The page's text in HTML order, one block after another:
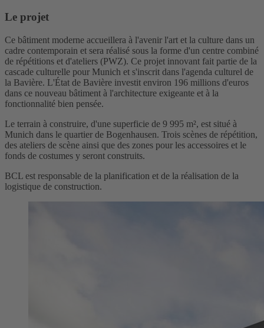
Le projet
Ce bâtiment moderne accueillera à l'avenir l'art et la culture dans un
cadre contemporain et sera réalisé sous la forme d'un centre combiné
de répétitions et d'ateliers (PWZ). Ce projet innovant fait partie de la
cascade culturelle pour Munich et s'inscrit dans l'agenda culturel de
la Bavière. L'État de Bavière investit environ 196 millions d'euros
dans ce nouveau bâtiment à l'architecture exigeante et à la
fonctionnalité bien pensée.
Le terrain à construire, d'une superficie de 9 995 m², est situé à
Munich dans le quartier de Bogenhausen. Trois scènes de répétition,
des ateliers de scène ainsi que des zones pour les accessoires et le
fonds de costumes y seront construits.
BCL est responsable de la planification et de la réalisation de la
logistique de construction.